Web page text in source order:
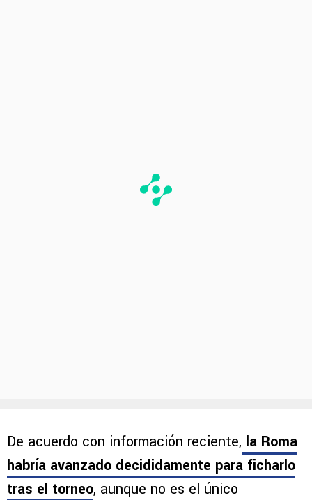
De acuerdo con información reciente, la Roma
habría avanzado decididamente para ficharlo
tras el torneo, aunque no es el único